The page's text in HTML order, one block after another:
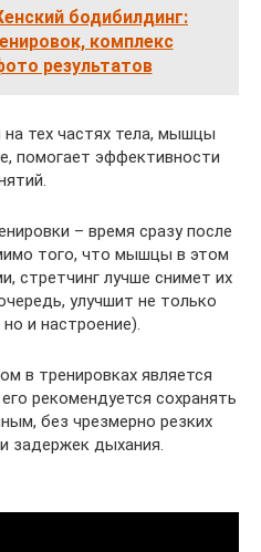
бодибилдинг:
комплекс
результатов
тех частях тела, мышцы
помогает эффективности
– время сразу после
того, что мышцы в этом
стретчинг лучше снимет их
улучшит не только
и настроение).
в тренировках является
рекомендуется сохранять
без чрезмерно резких
задержек дыхания.